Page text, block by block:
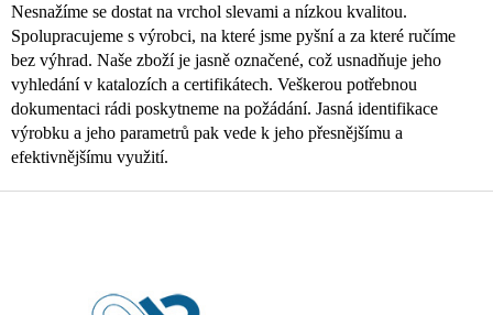
Nesnažíme se dostat na vrchol slevami a nízkou kvalitou.
Spolupracujeme s výrobci, na které jsme pyšní a za které ručíme
bez výhrad. Naše zboží je jasně označené, což usnadňuje jeho
vyhledání v katalozích a certifikátech. Veškerou potřebnou
dokumentaci rádi poskytneme na požádání. Jasná identifikace
výrobku a jeho parametrů pak vede k jeho přesnějšímu a
efektivnějšímu využití.
Z